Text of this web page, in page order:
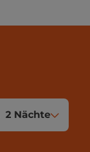
2 Nächte